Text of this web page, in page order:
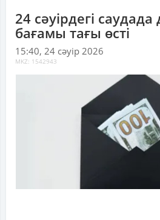
24 сәуірдегі
бағамы тағы өсті
15:40, 24 сәуір 2026
MKZ: 1542943